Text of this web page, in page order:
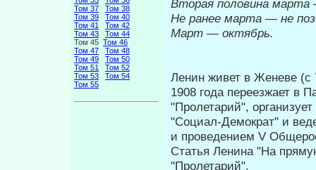
Том 37
Том 38
Том 39
Том 40
Том 41
Том 42
Том 43
Том 44
Том 45 Том 46
Том 47
Том 48
Том 49
Том 50
Том 51
Том 52
Том 53
Том 54
Том 55
Вторая полови­на марта
Не ранее мар­та — не
Март — октябрь.
Ленин живет в Женеве (с
1908 года переезжает в
"Пролетарий",
"Социал-Демократ" и
и проведением V
Статья Ленина "На
"Пролетарий".